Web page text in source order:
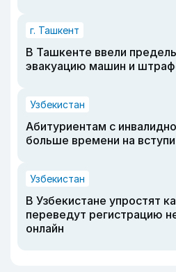
г. Ташкент
В Ташкенте ввели
эвакуацию машин и
Узбекистан
Абитуриентам с
больше времени на
Узбекистан
В Узбекистане упростят
переведут регистрацию
онлайн